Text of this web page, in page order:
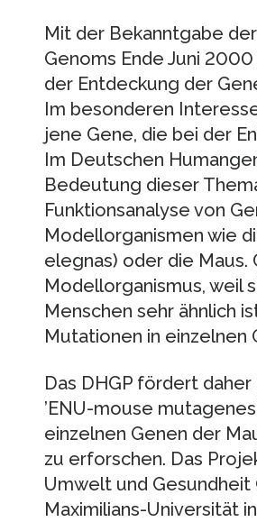
Mit der Bekanntgabe
Genoms Ende Juni
der Entdeckung der
Im besonderen
jene Gene, die bei der
Im Deutschen
Bedeutung dieser
Funktionsanalyse von
Modellorganismen wie
elegnas) oder die
Modellorganismus, weil
Menschen sehr ähnlich
Mutationen in einzelnen
Das DHGP fördert
’ENU-mouse
einzelnen Genen der
zu erforschen. Das
Umwelt und
Maximilians-Universität